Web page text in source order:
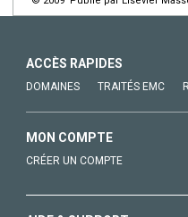
ACCÈS RAPIDES
DOMAINES TRAITÉS EMC
MON COMPTE
CRÉER UN COMPTE